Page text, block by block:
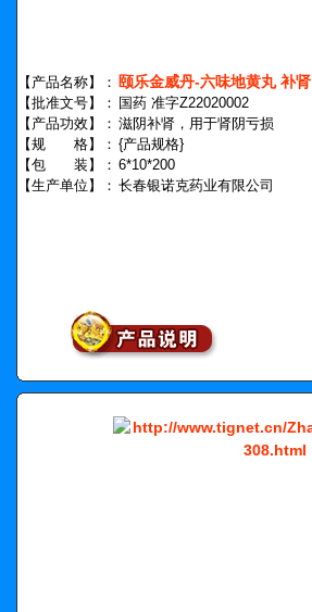
【产品名称】： 颐乐金威丹-六味地黄丸 补肾
【批准文号】： 国药 准字Z22020002
【产品功效】： 滋阴补肾，用于肾阴亏损
【规 格】： {产品规格}
【包 装】： 6*10*200
【生产单位】： 长春银诺克药业有限公司